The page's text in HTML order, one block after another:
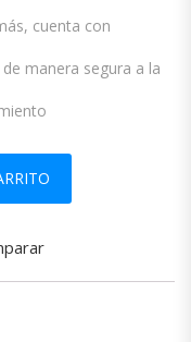
cuenta con
manera segura a la